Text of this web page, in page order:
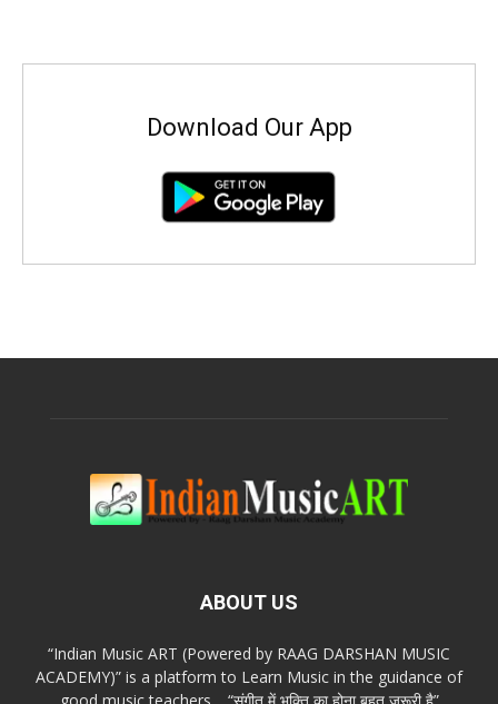
Download Our App
ABOUT US
“Indian Music ART (Powered by RAAG DARSHAN MUSIC
ACADEMY)” is a platform to Learn Music in the guidance of